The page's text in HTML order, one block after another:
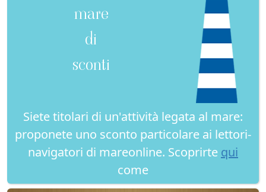
mare
di
sconti
Siete titolari di un'attività legata al mare:
proponete uno sconto particolare ai lettori-
navigatori di mareonline. Scoprirte qui
come